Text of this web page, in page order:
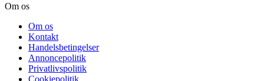
Om os
Om os
Kontakt
Handelsbetingelser
Annoncepolitik
Privatlivspolitik
Cookiepolitik